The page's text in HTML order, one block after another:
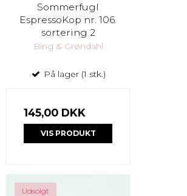
Sommerfugl
EspressoKop nr. 106.
sortering 2
Bing & Grøndahl
På lager (1 stk.)
145,00 DKK
VIS PRODUKT
Udsolgt